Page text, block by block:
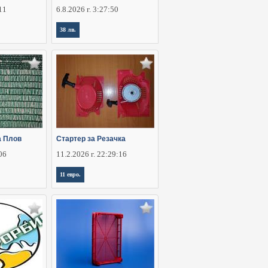
6.8.2026 г. 3:27:50
38 лв.
Плов Стартер за Резачка
11.2.2026 г. 22:29:16
11 евро.